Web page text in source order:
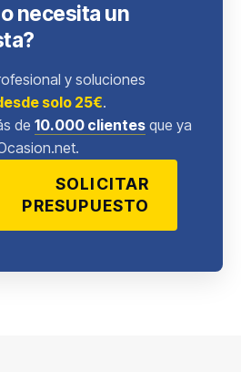
necesita un
y soluciones
solo 25€.
de 10.000 clientes que ya
SOLICITAR
PRESUPUESTO